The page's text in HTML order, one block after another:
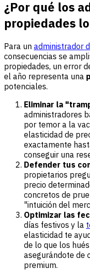
¿Por qué los
propiedades
Para un administrador
consecuencias se
propiedades, un error
el año representa una
potenciales.
Eliminar la
administradores
por temor a la
elasticidad de
exactamente
conseguir una
Defender tus
propietarios
precio
concretos de
"intuición del
Optimizar las
días festivos y la
elasticidad te
de lo que los
asegurándote de
premium.